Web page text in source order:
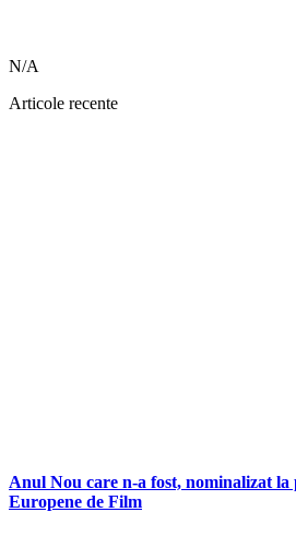
N/A
Articole recente
Anul Nou care n-a fost, nominalizat la
Europene de Film